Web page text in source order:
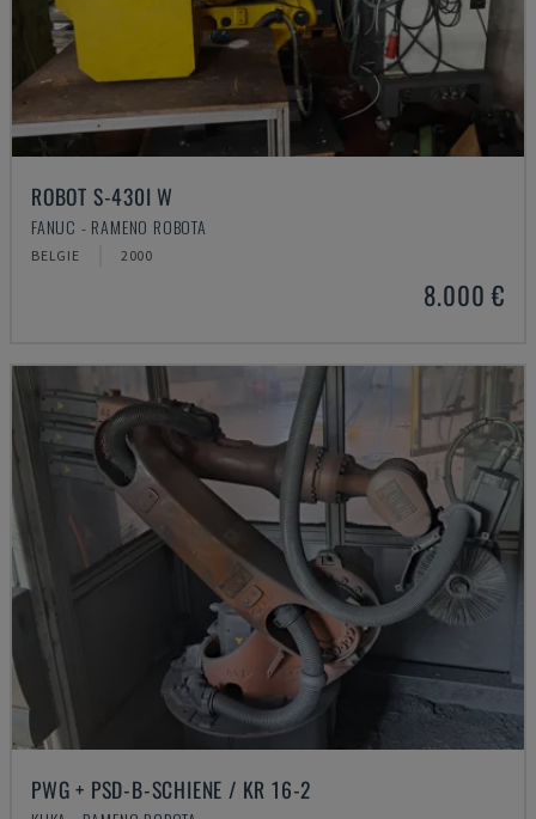
ROBOT S-430I W
FANUC - RAMENO ROBOTA
BELGIE 2000
8.000 €
PWG + PSD-B-SCHIENE / KR 16-2